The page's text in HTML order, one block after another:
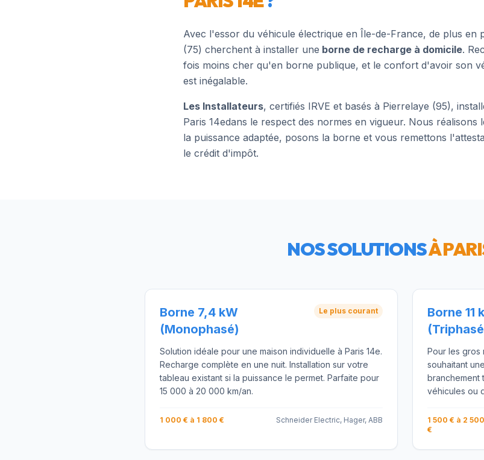
Avec l'essor du véhicule électrique en Île-de-France, de plus en
(75) cherchent à installer une borne de recharge à domicile.
fois moins cher qu'en borne publique, et le confort d'avoir son
est inégalable.
Les Installateurs, certifiés IRVE et basés à Pierrelaye (95),
Paris 14edans le respect des normes en vigueur. Nous réalisons
la puissance adaptée, posons la borne et vous remettons
le crédit d'impôt.
NOS SOLUTIONSÀ
Borne 7,4 kW
(Monophasé)
Le plus courant
Solution idéale pour une maison individuelle à Paris 14e.
Recharge complète en une nuit. Installation sur votre
tableau existant si la puissance le permet. Parfaite pour
15 000 à 20 000 km/an.
1 000 € à 1 800 € Schneider Electric, Hager, ABB
Borne 11
Pour les gros
souhaitant
branchement
véhicules ou
1 500 € à 2 500
€